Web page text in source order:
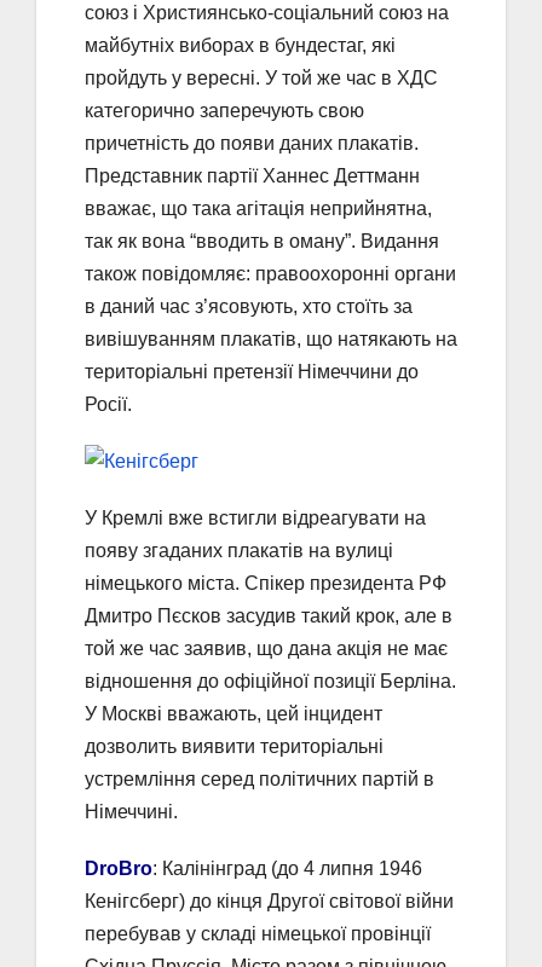
союз і Християнсько-соціальний союз на
майбутніх виборах в бундестаг, які
пройдуть у вересні. У той же час в ХДС
категорично заперечують свою
причетність до появи даних плакатів.
Представник партії Ханнес Деттманн
вважає, що така агітація неприйнятна,
так як вона “вводить в оману”. Видання
також повідомляє: правоохоронні органи
в даний час з’ясовують, хто стоїть за
вивішуванням плакатів, що натякають на
територіальні претензії Німеччини до
Росії.
У Кремлі вже встигли відреагувати на
появу згаданих плакатів на вулиці
німецького міста. Спікер президента РФ
Дмитро Пєсков засудив такий крок, але в
той же час заявив, що дана акція не має
відношення до офіційної позиції Берліна.
У Москві вважають, цей інцидент
дозволить виявити територіальні
устремління серед політичних партій в
Німеччині.
DroBro: Калінінград (до 4 липня 1946
Кенігсберг) до кінця Другої світової війни
перебував у складі німецької провінції